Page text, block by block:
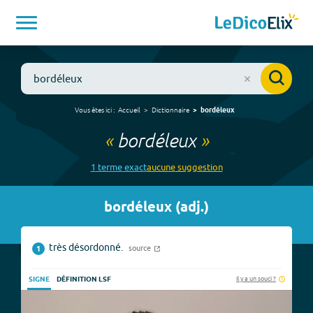
Vous êtes ici : Accueil Dictionnaire bordéleux
« bordéleux»
1 termeexactaucunesuggestion
bordéleux (adj.)
1 très désordonné. source
SIGNE DÉFINITION LSF Il y a un souci ?